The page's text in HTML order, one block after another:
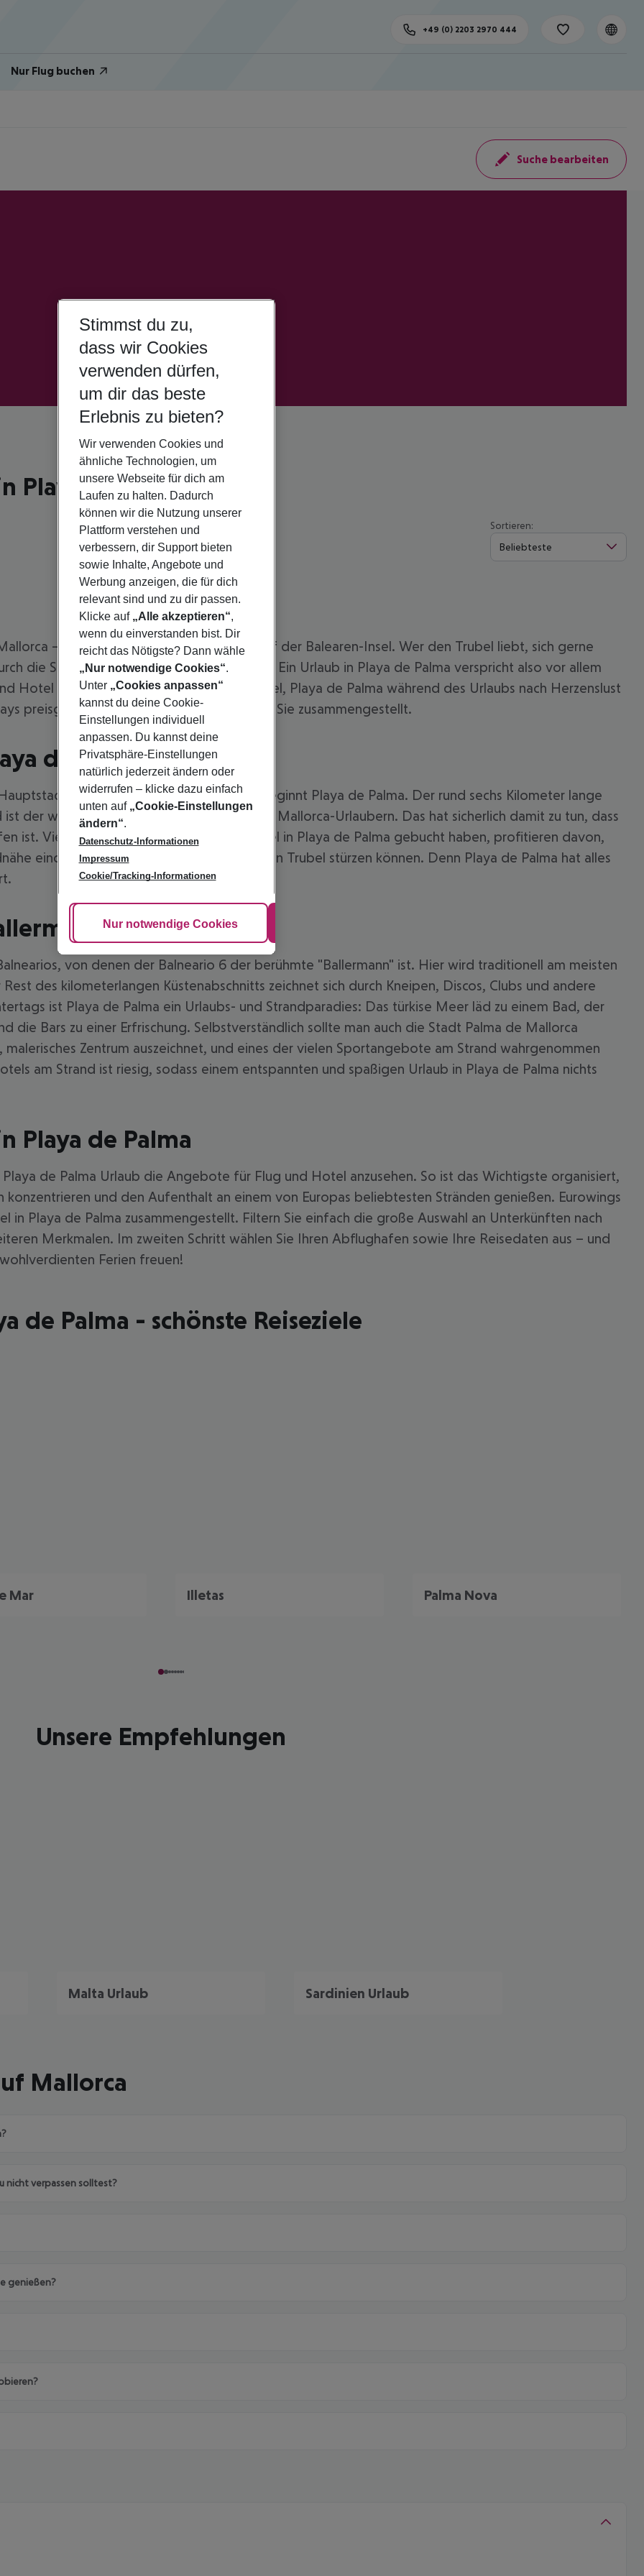
Nur Flug buchen
+49 (0) 2203 2970 444
Suche bearbeiten
Playa de Palma
Sortieren:
Beliebteste
– und der Partystrand schlechthin auf der Balearen-Insel. Wer den Trubel liebt, sich gerne
die Strandbars tingeln will, ist hier richtig. Ein Urlaub in Playa de Palma verspricht also vor allem
Hotel zusammen, und ist ansonsten flexibel, Playa de Palma während des Urlaubs nach Herzenslust
preisgünstige Flug-und-Hotel-Pakete für Sie zusammengestellt.
de Palma
der beliebten Mittelmeerinsel, beginnt Playa de Palma. Der rund sechs Kilometer lange
ist der wohl beliebteste Küstenabschnitt bei Mallorca-Urlaubern. Das hat sicherlich damit zu tun, dass
ist. Viele Urlaubsgäste, die Flug und Hotel in Playa de Palma gebucht haben, profitieren davon,
einchecken und sich danach gleich in den Trubel stürzen können. Denn Playa de Palma hat alles
von denen der Balneario 6 der berühmte "Ballermann" ist. Hier wird traditionell am meisten
des kilometerlangen Küstenabschnitts zeichnet sich durch Kneipen, Discos, Clubs und andere
ist Playa de Palma ein Urlaubs- und Strandparadies: Das türkise Meer läd zu einem Bad, der
die Bars zu einer Erfrischung. Selbstverständlich sollte man auch die Stadt Palma de Mallorca
Zentrum auszeichnet, und eines der vielen Sportangebote am Strand wahrgenommen
am Strand ist riesig, sodass einem entspannten und spaßigen Urlaub in Playa de Palma nichts
Playa de Palma
de Palma Urlaub die Angebote für Flug und Hotel anzusehen. So ist das Wichtigste organisiert,
und den Aufenthalt an einem von Europas beliebtesten Stränden genießen. Eurowings
Playa de Palma zusammengestellt. Filtern Sie einfach die große Auswahl an Unterkünften nach
Merkmalen. Im zweiten Schritt wählen Sie Ihren Abflughafen sowie Ihre Reisedaten aus – und
Ferien freuen!
de Palma - schönste Reiseziele
Mar Illetas Palma Nova
Unsere Empfehlungen
Malta Urlaub Sardinien Urlaub
Mallorca
nicht verpassen solltest?
genießen?
Stimmst du zu,
dass wir Cookies
verwenden dürfen,
um dir das beste
Erlebnis zu bieten?
Wir verwenden Cookies und
ähnliche Technologien, um
unsere Webseite für dich am
Laufen zu halten. Dadurch
können wir die Nutzung unserer
Plattform verstehen und
verbessern, dir Support bieten
sowie Inhalte, Angebote und
Werbung anzeigen, die für dich
relevant sind und zu dir passen.
Klicke auf „Alle akzeptieren“,
wenn du einverstanden bist. Dir
reicht das Nötigste? Dann wähle
„Nur notwendige Cookies“.
Unter „Cookies anpassen“
kannst du deine Cookie-
Einstellungen individuell
anpassen. Du kannst deine
Privatsphäre-Einstellungen
natürlich jederzeit ändern oder
widerrufen – klicke dazu einfach
unten auf „Cookie-Einstellungen
ändern“.
Datenschutz-Informationen
Impressum
Cookie/Tracking-Informationen
Cookie anpassen
Nur notwendige Cookies